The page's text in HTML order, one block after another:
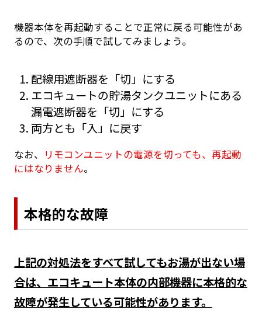
機器本体を再起動することで正常に戻る可能性があ
るので、次の手順で試してみましょう。
配線用遮断器を「切」にする
エコキュートの貯湯タンクユニットにある
漏電遮断器を「切」にする
両方とも「入」に戻す
なお、 リモコンユニットの電源を切っても、再起動
にはなりません。
本格的な故障
上記の対処法をすべて試してもお湯が出ない場
合は、エコキュート本体の内部機器に本格的な
故障が発生している可能性があります。